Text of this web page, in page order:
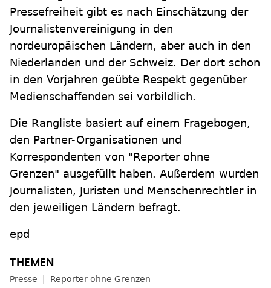
Pressefreiheit gibt es nach Einschätzung der
Journalistenvereinigung in den
nordeuropäischen Ländern, aber auch in den
Niederlanden und der Schweiz. Der dort schon
in den Vorjahren geübte Respekt gegenüber
Medienschaffenden sei vorbildlich.
Die Rangliste basiert auf einem Fragebogen,
den Partner-Organisationen und
Korrespondenten von "Reporter ohne
Grenzen" ausgefüllt haben. Außerdem wurden
Journalisten, Juristen und Menschenrechtler in
den jeweiligen Ländern befragt.
epd
Presse Reporter ohne Grenzen